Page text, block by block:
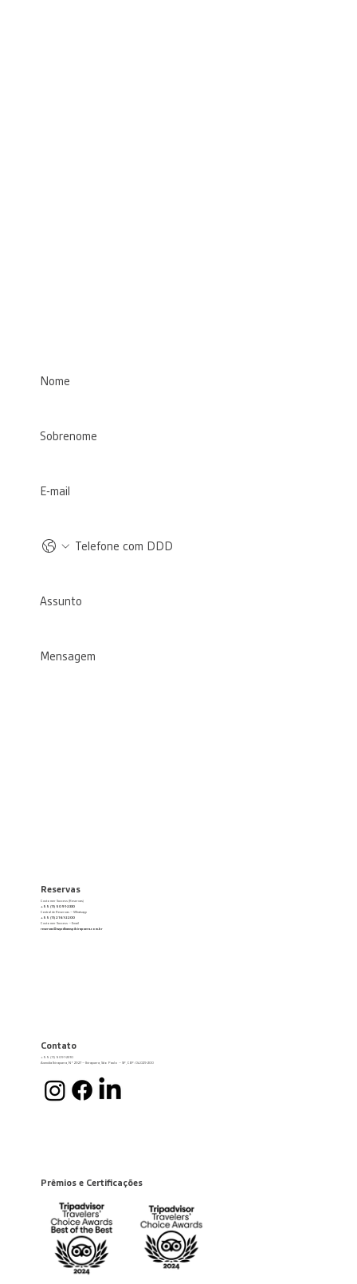
Reservas
Customer Success (Reservas)
+55 (11) 5091-2330
Central de Reservas – Whatsapp
+55 (11) 2161-2200
Customer Success – Email
reservas@wyndhamspibirapuera.com.br
Contato
+55 (11) 5091-2310
Avenida Ibirapuera, Nº 2927 – Ibirapuera, São Paulo – SP, CEP: 04029-200
Prêmios e Certificações